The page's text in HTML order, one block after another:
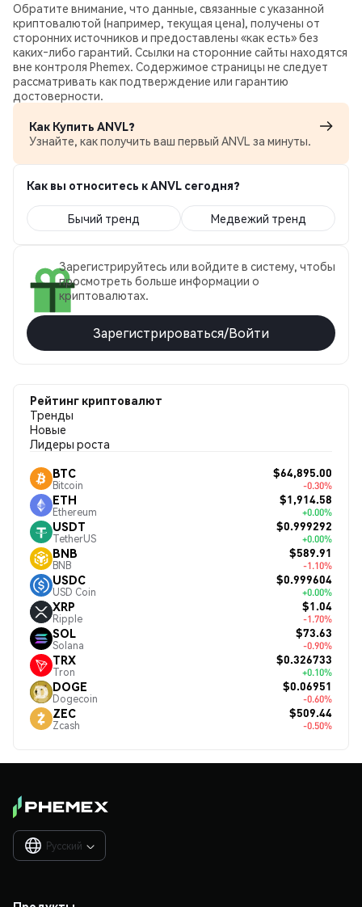
Обратите внимание, что данные, связанные с указанной
криптовалютой (например, текущая цена), получены от
сторонних источников и предоставлены «как есть» без
каких‑либо гарантий. Ссылки на сторонние сайты находятся
вне контроля Phemex. Содержимое страницы не следует
рассматривать как подтверждение или гарантию
достоверности.
Как Купить ANVL?
Узнайте, как получить ваш первый ANVL за минуты.
Как вы относитесь к ANVL сегодня?
Бычий тренд Медвежий тренд
Зарегистрируйтесь или войдите в систему, чтобы
просмотреть больше информации о
криптовалютах.
Зарегистрироваться/Войти
Рейтинг криптовалют
Тренды
Новые
Лидеры роста
BTC
Bitcoin
$64,895.00
-0.30%
ETH
Ethereum
$1,914.58
+0.00%
USDT
TetherUS
$0.999292
+0.00%
BNB
BNB
$589.91
-1.10%
USDC
USD Coin
$0.999604
+0.00%
XRP
Ripple
$1.04
-1.70%
SOL
Solana
$73.63
-0.90%
TRX
Tron
$0.326733
+0.10%
DOGE
Dogecoin
$0.06951
-0.60%
ZEC
Zcash
$509.44
-0.50%
Русский 